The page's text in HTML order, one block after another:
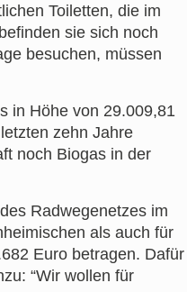
Toiletten, die im
sie sich noch
besuchen, müssen
in Höhe von 29.009,81
zehn Jahre
noch Biogas in der
Radwegenetzes im
als auch für
Euro betragen. Dafür
“Wir wollen für